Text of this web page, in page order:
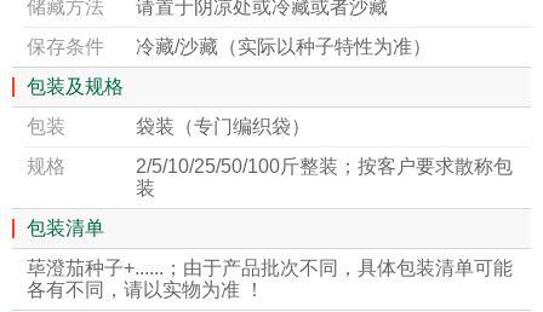
储藏方法
请置于阴凉处或冷藏或者沙藏
保存条件
冷藏/沙藏（实际以种子特性为准）
包装及规格
包装
袋装（专门编织袋）
规格
2/5/10/25/50/100斤整装；按客户要求散称包
装
包装清单
荜澄茄种子+......；由于产品批次不同，具体包装清单可能
各有不同，请以实物为准 ！